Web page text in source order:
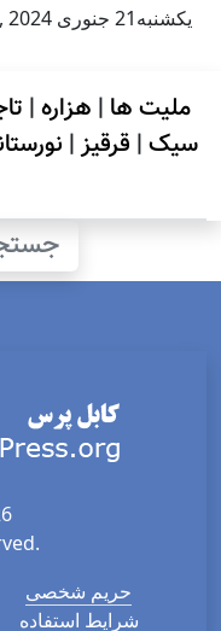
يكشنبه21 جنوری 2024 ,
ملیت ها | هزاره|
سیک| قرقیز|
حریم شخصی
شرایط استفاده